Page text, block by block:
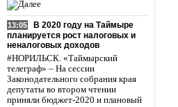
13:05
В 2020 году на Таймыре
планируется рост налоговых и
неналоговых доходов
#НОРИЛЬСК. «Таймырский
телеграф» – На сессии
Законодательного собрания края
депутаты во втором чтении
приняли бюджет-2020 и плановый